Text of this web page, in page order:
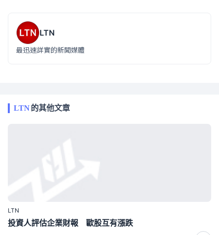
LTN
最迅速詳實的新聞媒體
LTN的其他文章
LTN
投資人評估企業財報 歐股互有漲跌